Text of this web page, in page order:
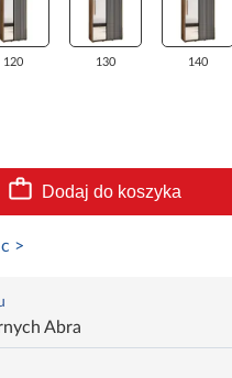
120 130 140
Dodaj do koszyka
>
Abra